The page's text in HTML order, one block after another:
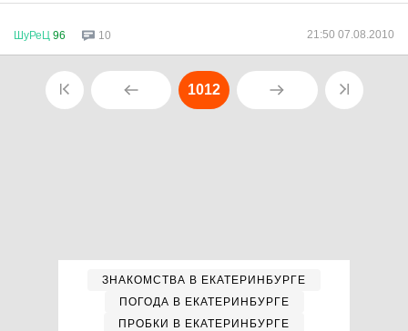
ШуРеЦ 96 10 21:50 07.08.2010
1012
ЗНАКОМСТВА В ЕКАТЕРИНБУРГЕ
ПОГОДА В ЕКАТЕРИНБУРГЕ
ПРОБКИ В ЕКАТЕРИНБУРГЕ